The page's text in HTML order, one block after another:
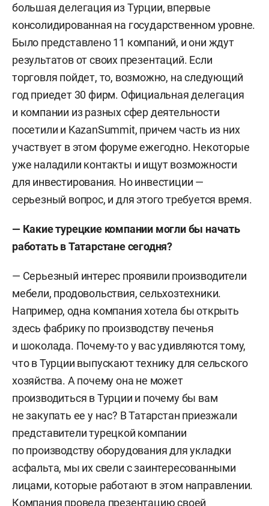
большая делегация из Турции, впервые
консолидированная на государственном уровне.
Было представлено 11 компаний, и они ждут
результатов от своих презентаций. Если
торговля пойдет, то, возможно, на следующий
год приедет 30 фирм. Официальная делегация
и компании из разных сфер деятельности
посетили и KazanSummit, причем часть из них
участвует в этом форуме ежегодно. Некоторые
уже наладили контакты и ищут возможности
для инвестирования. Но инвестиции —
серьезный вопрос, и для этого требуется время.
— Какие турецкие компании могли бы начать
работать в Татарстане сегодня?
— Серьезный интерес проявили производители
мебели, продовольствия, сельхозтехники.
Например, одна компания хотела бы открыть
здесь фабрику по производству печенья
и шоколада. Почему-то у вас удивляются тому,
что в Турции выпускают технику для сельского
хозяйства. А почему она не может
производиться в Турции и почему бы вам
не закупать ее у нас? В Татарстан приезжали
представители турецкой компании
по производству оборудования для укладки
асфальта, мы их свели с заинтересованными
лицами, которые работают в этом направлении.
Компания провела презентацию своей